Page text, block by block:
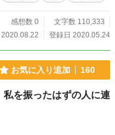
感想数 0
文字数 110,333
登録日 2020.05.24
お気に入り追加 160
を振ったはずの人に連